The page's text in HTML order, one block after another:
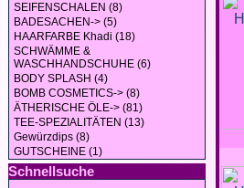
SEIFENSCHALEN (8)
BADESACHEN-> (5)
HAARFARBE Khadi (18)
SCHWÄMME &
WASCHHANDSCHUHE (6)
BODY SPLASH (4)
BOMB COSMETICS-> (8)
ÄTHERISCHE ÖLE-> (81)
TEE-SPEZIALITÄTEN (13)
Gewürzdips (8)
GUTSCHEINE (1)
Schnellsuche